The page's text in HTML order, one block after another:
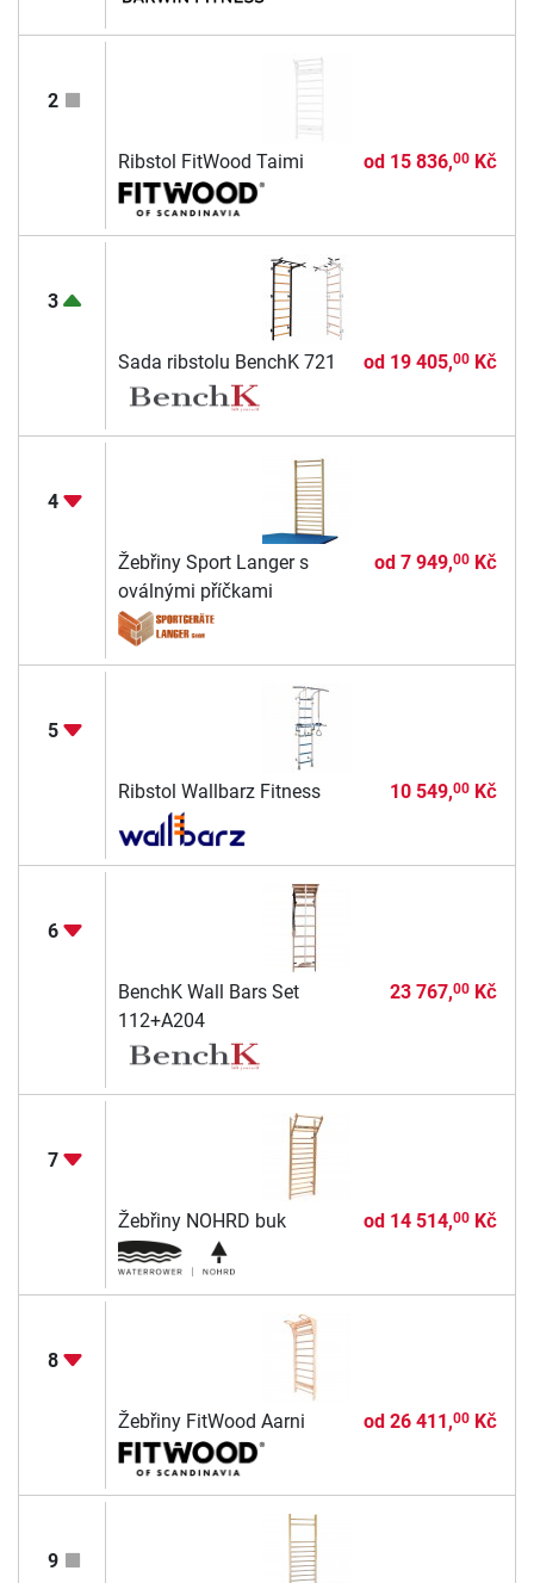
2
Ribstol FitWood Taimi od 15 836,00Kč
3
Sada ribstolu BenchK 721 od 19 405,00Kč
4
Žebřiny Sport Langer s
oválnými příčkami
od 7 949,00Kč
5
Ribstol Wallbarz Fitness 10 549,00Kč
6
BenchK Wall Bars Set
112+A204
23 767,00Kč
7
Žebřiny NOHRD buk od 14 514,00Kč
8
Žebřiny FitWood Aarni od 26 411,00Kč
9